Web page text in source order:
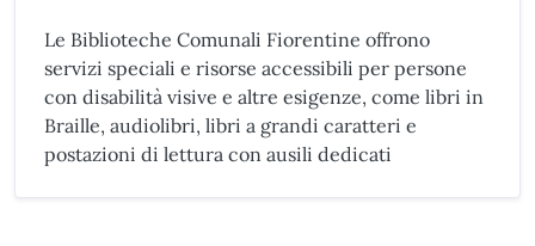
Le Biblioteche Comunali Fiorentine offrono
servizi speciali e risorse accessibili per persone
con disabilità visive e altre esigenze, come libri in
Braille, audiolibri, libri a grandi caratteri e
postazioni di lettura con ausili dedicati